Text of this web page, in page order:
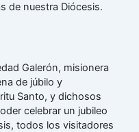
de nuestra Diócesis.
Galerón, misionera
de júbilo y
Santo, y dichosos
celebrar un jubileo
todos los visitadores